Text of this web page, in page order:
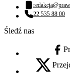
Adres email:
Numer telefonu:
22 535 88 00
Śledź nas
x - otwiera